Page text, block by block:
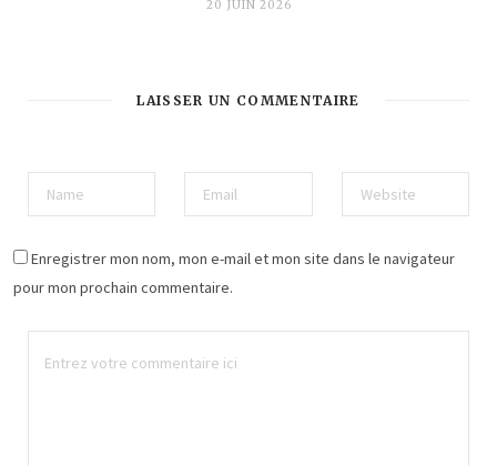
20 JUIN 2026
LAISSER UN COMMENTAIRE
Enregistrer mon nom, mon e-mail et mon site dans le navigateur
pour mon prochain commentaire.